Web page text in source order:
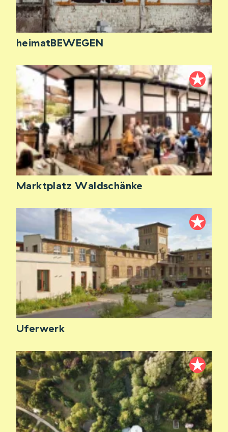
heimatBEWEGEN
Marktplatz Waldschänke
Uferwerk